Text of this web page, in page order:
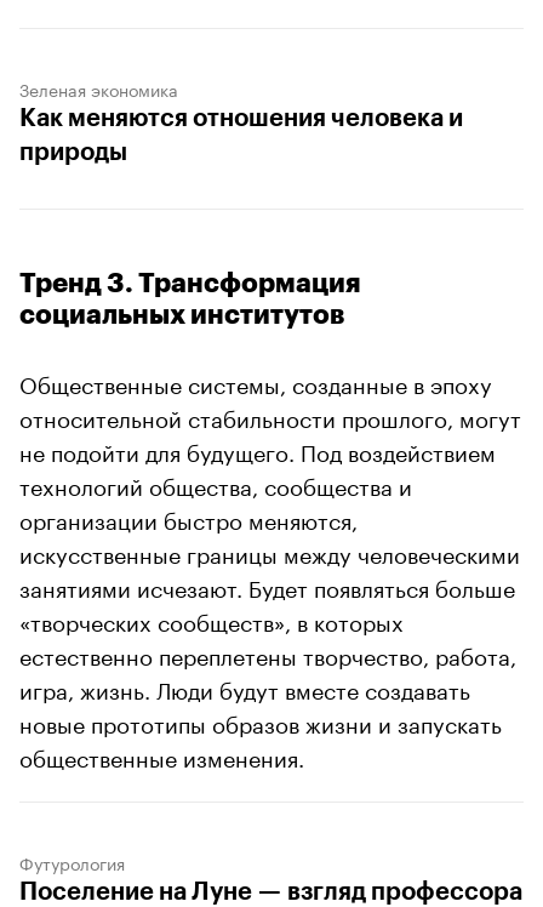
Зеленая экономика
Как меняются отношения человека и
природы
Тренд 3. Трансформация
социальных институтов
Общественные системы, созданные в эпоху
относительной стабильности прошлого, могут
не подойти для будущего. Под воздействием
технологий общества, сообщества и
организации быстро меняются,
искусственные границы между человеческими
занятиями исчезают. Будет появляться больше
«творческих сообществ», в которых
естественно переплетены творчество, работа,
игра, жизнь. Люди будут вместе создавать
новые прототипы образов жизни и запускать
общественные изменения.
Футурология
Поселение на Луне — взгляд профессора